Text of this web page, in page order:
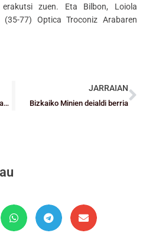
erakutsi zuen. Eta Bilbon, Loiola
77) Optica Troconiz Arabaren
ELITE: Teknei Bizkaia Zornotzak irabazi du derbian eta Surne Bilbao Basket-en eraso mendebala
JARRAIAN
Bizkaiko Minien deialdi berria